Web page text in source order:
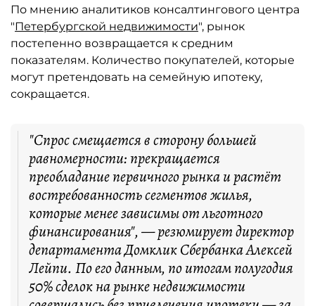
По мнению аналитиков консалтингового центра
"Петербургской недвижимости", рынок
постепенно возвращается к средним
показателям. Количество покупателей, которые
могут претендовать на семейную ипотеку,
сокращается.
"Спрос смещается в сторону большей
равномерности: прекращается
преобладание первичного рынка и растёт
востребованность сегментов жилья,
которые менее зависимы от льготного
финансирования", — резюмирует директор
департамента Домклик Сбербанка Алексей
Лейпи. По его данным, по итогам полугодия
50% сделок на рынке недвижимости